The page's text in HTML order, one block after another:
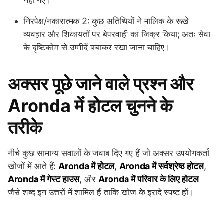
निरपेक्ष/नकारात्मक 2: कुछ अतिथियों ने मालिक के रूखे
व्यवहार और शिकायतों पर बेपरवाही का जिक्र किया; अतः सेवा
के दृष्टिकोण से उम्मीदें बचाकर रखा जाना चाहिए।
अक्सर पूछे जाने वाले प्रश्न और
Aronda में होटल चुनने के
तरीके
नीचे कुछ सामान्य सवालों के जवाब दिए गए हैं जो अक्सर उपयोगकर्ता
खोजों में आते हैं: Aronda में होटल, Aronda में सर्वश्रेष्ठ होटल,
Aronda में गेस्ट हाउस, और Aronda में परिवार के लिए होटल
जैसे शब्द इन उत्तरों में शामिल हैं ताकि खोज के इरादे स्पष्ट हों।